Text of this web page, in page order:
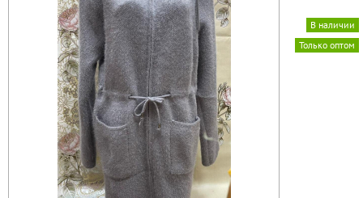
Только оптом
В наличии